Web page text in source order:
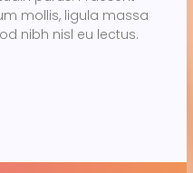
mollis, ligula massa
nibh nisl eu lectus.